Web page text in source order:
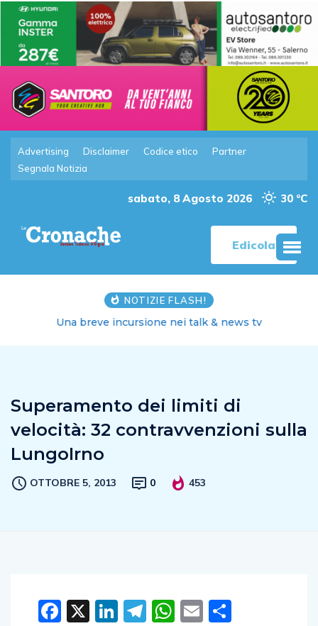
Advertising Disclaimer Codice etico
Partner
Segnala Notizia
sabato, 8 Agosto 2026 30 °C
Edicola
NOTIZIE FLASH!
Una breve incursione nei talk & news tv
Superamento dei limiti di
velocità: 32 contravvenzioni sulla
LungoIrno
OTTOBRE 5, 2013 0 453
Facebook
X LinkedIn
Telegram
WhatsApp
Email